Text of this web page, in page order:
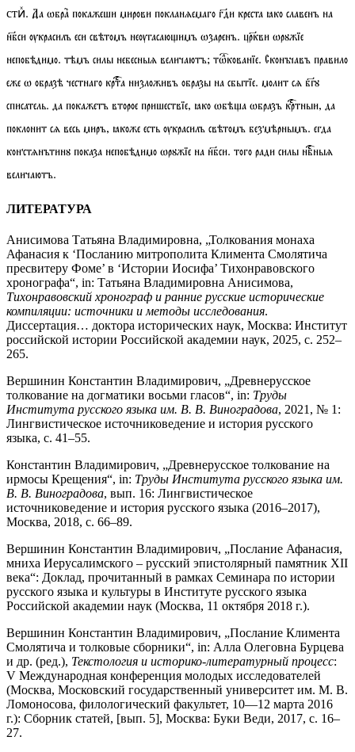
стиⷯ. Да ѡбра покажеши мирови покланѧемаго гди креста ꙗко славенъ на
нбси ѹкрасилъ еси свѣтомъ неѹгасаюимъ ѡзаренъ. цркви ѡрꙋжїе
непобѣдимо. тѣмъ силы небесныѧ величаютъ;тѡкованїе. Сконъчавъ правило
еже ѡ образѣ честнаго крта низложивъ образы на сбытїе. молит сѧ бгꙋ
списатель. да покажетъ второе пришествїе, ꙗко ѡбѣа ѡбразъ кртныи, да
поклонит сѧ весь миръ, ꙗкоже есть ѹкрасилъ свѣтомъ безмѣрнымъ. егда
констѧнътинꙋ показа непобѣдимо ѡрꙋжїе на нбси. того ради силы нбныѧ
величаютъ.
ЛИТЕРАТУРА
Анисимова Татьяна Владимировна, „Толкования монаха
Афанасия к ‘Посланию митрополита Климента Смолятича
пресвитеру Фоме’ в ‘Истории Иосифа’ Тихонравовского
хронографа“, in: Татьяна Владимировна Анисимова,
Тихонравовский хронограф и ранние русские исторические
компиляции: источники и методы исследования.
Диссертация… доктора исторических наук, Москва: Институт
российской истории Российской академии наук, 2025, с. 252–
265.
Вершинин Константин Владимирович, „Древнерусское
толкование на догматики восьми гласов“, in: Труды
Института русского языка им. В. В. Виноградова, 2021, № 1:
Лингвистическое источниковедение и история русского
языка, с. 41–55.
Константин Владимирович, „Древнерусское толкование на
ирмосы Крещения“, in: Труды Института русского языка им.
В. В. Виноградова, вып. 16: Лингвистическое
источниковедение и история русского языка (2016–2017),
Москва, 2018, с. 66–89.
Вершинин Константин Владимирович, „Послание Афанасия,
мниха Иерусалимского – русский эпистолярный памятник XII
века“: Доклад, прочитанный в рамках Семинара по истории
русского языка и культуры в Институте русского языка
Российской академии наук (Москва, 11 октября 2018 г.).
Вершинин Константин Владимирович, „Послание Климента
Смолятича и толковые сборники“, in: Алла Олеговна Бурцева
и др. (ред.), Текстология и историко-литературный процесс:
V Международная конференция молодых исследователей
(Москва, Московский государственный университет им. М. В.
Ломоносова, филологический факультет, 10—12 марта 2016
г.): Сборник статей, [вып. 5], Москва: Буки Веди, 2017, с. 16–
27.